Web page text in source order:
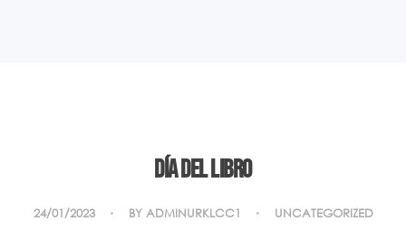
Día del Libro
24/01/2023 BY ADMINURKLCC1 UNCATEGORIZED